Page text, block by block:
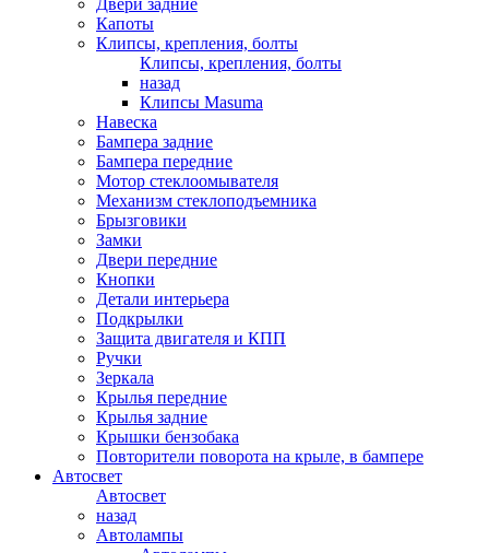
Двери задние
Капоты
Клипсы, крепления, болты
Клипсы, крепления, болты
назад
Клипсы Masuma
Навеска
Бампера задние
Бампера передние
Мотор стеклоомывателя
Механизм стеклоподъемника
Брызговики
Замки
Двери передние
Кнопки
Детали интерьера
Подкрылки
Защита двигателя и КПП
Ручки
Зеркала
Крылья передние
Крылья задние
Крышки бензобака
Повторители поворота на крыле, в бампере
Автосвет
Автосвет
назад
Автолампы